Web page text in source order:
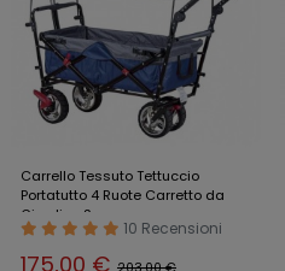
Carrello Tessuto Tettuccio
Portatutto 4 Ruote Carretto da
Giardino Spesa
10 Recensioni
175,00 €